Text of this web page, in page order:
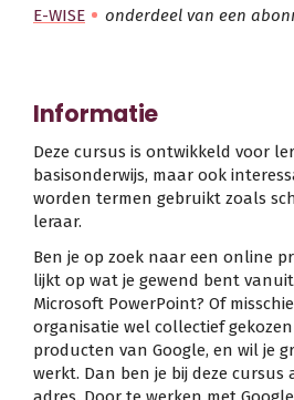
E-WISE onderdeel van een
Informatie
Deze cursus is ontwikkeld voor
basisonderwijs, maar ook
worden termen gebruikt zoals
leraar.
Ben je op zoek naar een online
lijkt op wat je gewend bent
Microsoft PowerPoint? Of
organisatie wel collectief
producten van Google, en wil je
werkt. Dan ben je bij deze cursus